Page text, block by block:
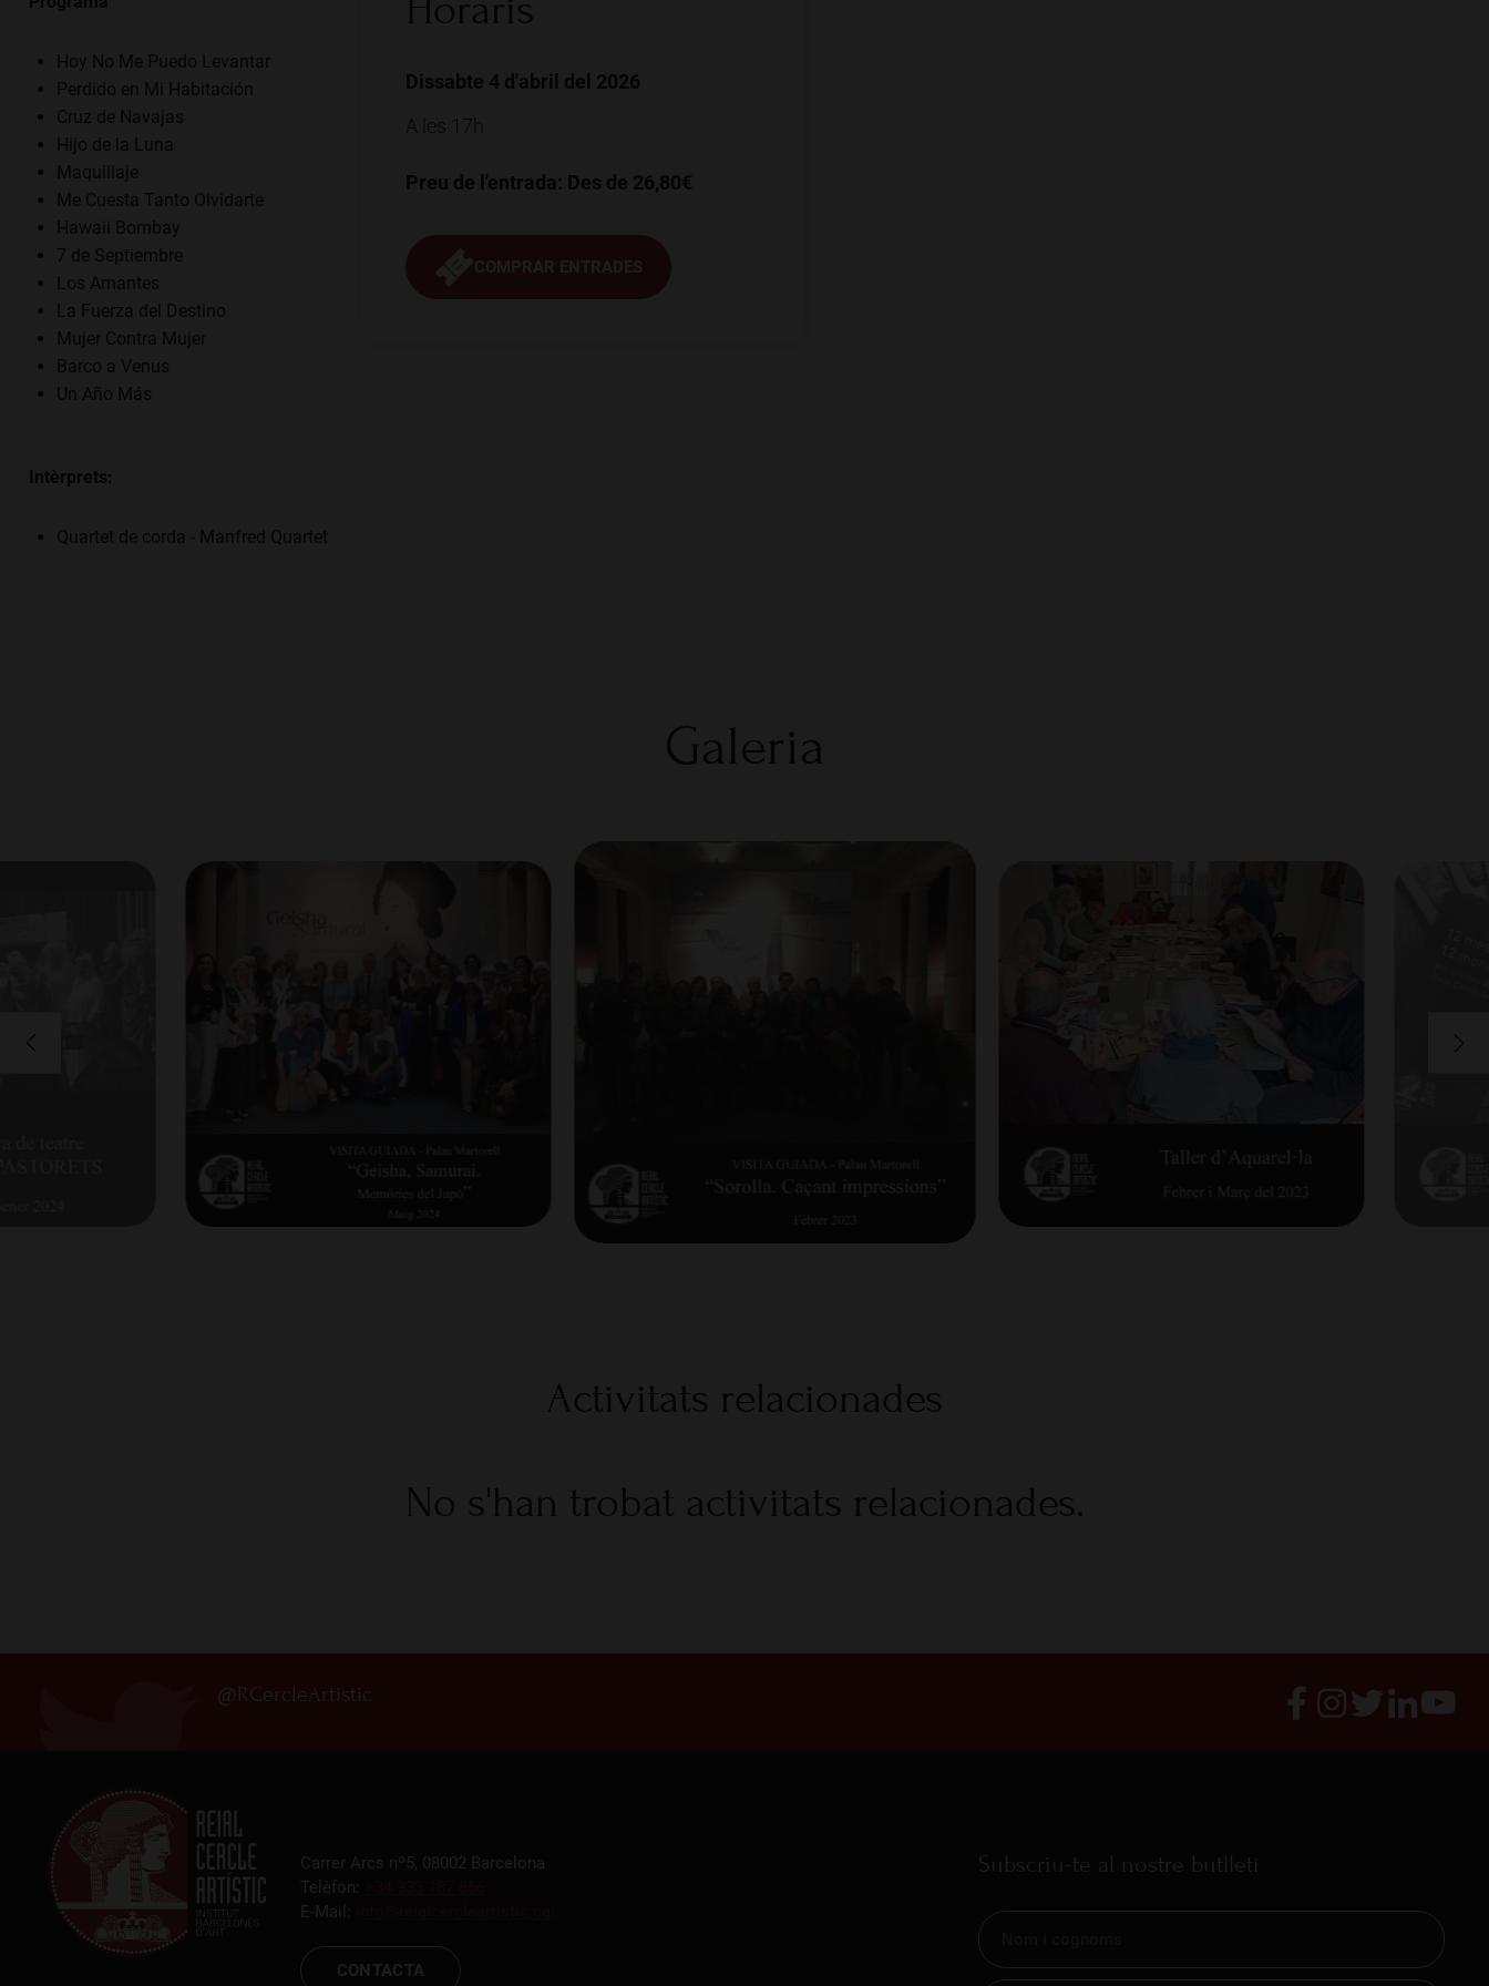
Hoy No Me Puedo Levantar
Perdido en Mi Habitación
Cruz de Navajas
Hijo de la Luna
Maquillaje
Me Cuesta Tanto Olvidarte
Hawaii Bombay
7 de Septiembre
Los Amantes
La Fuerza del Destino
Mujer Contra Mujer
Barco a Venus
Un Año Más
Intèrprets:
Quartet de corda - Manfred Quartet
Dissabte 4 d'abril del 2026
A les 17h
Preu de l'entrada: Des de 26,80€
Galeria
Activitats relacionades
No s'han trobat activitats relacionades.
@RCercleArtistic
Carrer Arcs nº5, 08002 Barcelona
Telèfon:
E-Mail:
CONTACTA
Subscriu-te al nostre butlletí